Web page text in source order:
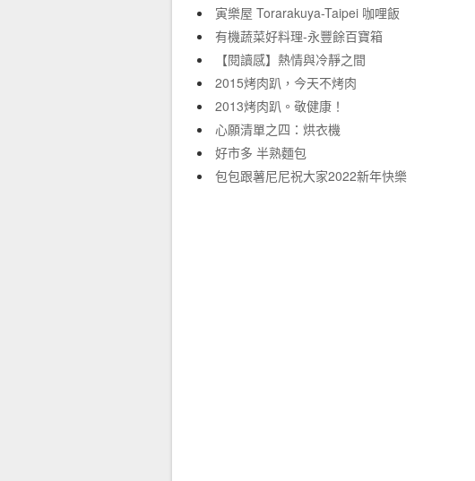
寅樂屋 Torarakuya-Taipei 咖哩飯
有機蔬菜好料理-永豐餘百寶箱
【閱讀感】熱情與冷靜之間
2015烤肉趴，今天不烤肉
2013烤肉趴。敬健康！
心願清單之四：烘衣機
好市多 半熟麵包
包包跟薯尼尼祝大家2022新年快樂